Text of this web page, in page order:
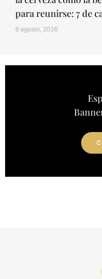
para reunirse: 7 de
6 agosto, 2026